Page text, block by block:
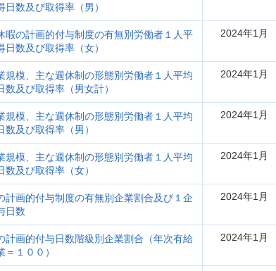
数及び取得率（男）
暇の計画的付与制度の有無別労働者１人平
数及び取得率（女）
2024年1月
規模、主な週休制の形態別労働者１人平均
及び取得率（男女計）
2024年1月
規模、主な週休制の形態別労働者１人平均
及び取得率（男）
2024年1月
規模、主な週休制の形態別労働者１人平均
及び取得率（女）
2024年1月
計画的付与制度の有無別企業割合及び１企
日数
2024年1月
計画的付与日数階級別企業割合（年次有給
１００）
2024年1月